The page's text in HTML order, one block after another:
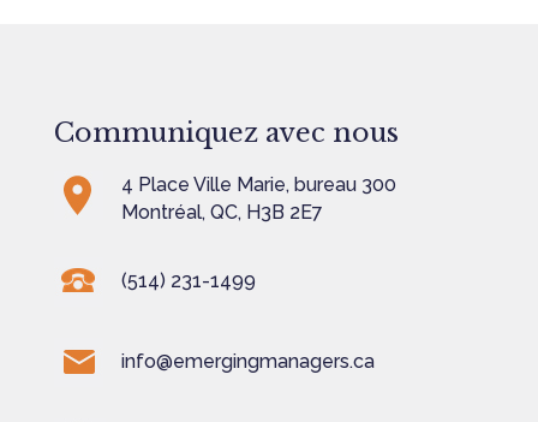
Communiquez avec nous
4 Place Ville Marie, bureau 300
Montréal, QC, H3B 2E7
(514) 231-1499
info@emergingmanagers.ca